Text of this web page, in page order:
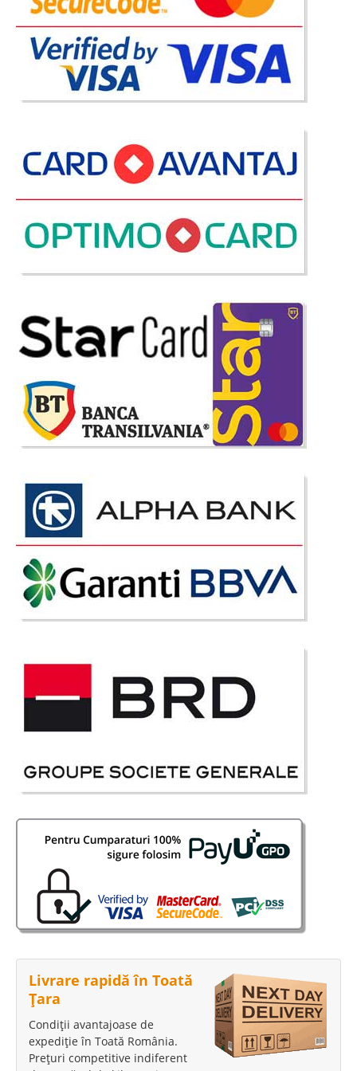
Livrare rapidă în Toată
Țara
Condiții avantajoase de
expediție în Toată România.
Prețuri competitive indiferent